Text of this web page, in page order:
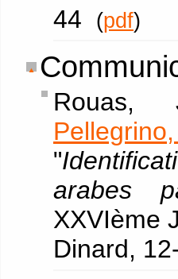
44
(pdf)
"
arabes
XXVIème
Dinard,